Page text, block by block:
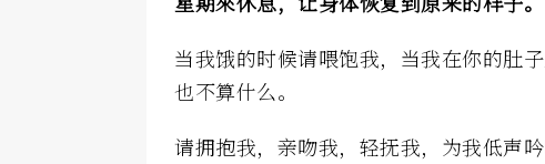
当我饿的时候请喂饱我，当我在你的肚
也不算什么。
请拥抱我，亲吻我，轻抚我，为我低声吟